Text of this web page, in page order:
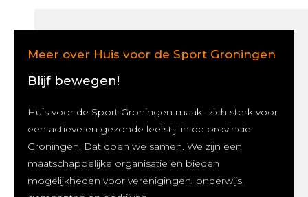
Meer over Huis voor de Sport Groningen
Blijf bewegen!
Huis voor de Sport Groningen maakt zich sterk voor
een actieve en gezonde leefstijl in de provincie
Groningen. Dat doen we samen. We zijn een
maatschappelijke organisatie en bieden
mogelijkheden voor verenigingen, onderwijs,